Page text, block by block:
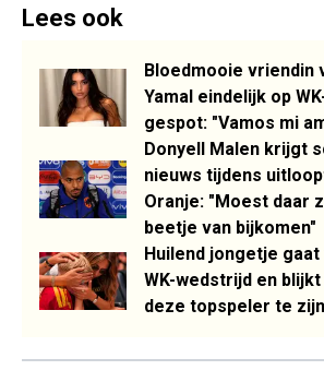
Lees ook
Bloedmooie vriendin
Yamal eindelijk op
gespot: "Vamos mi
Donyell Malen krijgt
nieuws tijdens
Oranje: "Moest daar
beetje van bijkomen"
Huilend jongetje
WK-wedstrijd en
deze topspeler te zijn